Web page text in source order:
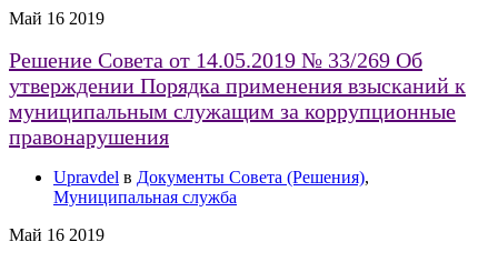
Май 16 2019
Решение Совета от 14.05.2019 № 33/269 Об
утверждении Порядка применения взысканий к
муниципальным служащим за коррупционные
правонарушения
Upravdel в Документы Совета (Решения),
Муниципальная служба
Май 16 2019